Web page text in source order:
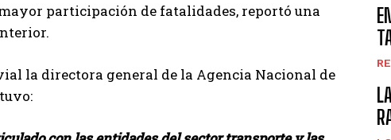
participación de fatalidades, reportó una
la directora general de la Agencia Nacional de